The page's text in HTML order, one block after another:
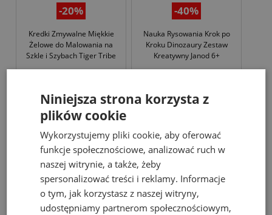
-20%
Kredki Zmywalne Miękkie
Żelowe do Malowania na
Szkle i Szybach Tiger Tribe
do koszyka
-40%
Nauka Rysowania Krok po
Kroku Dinozaury Zestaw
Kreatywny Janod 6+
promocja
Niniejsza strona korzysta z
plików cookie
Wykorzystujemy pliki cookie, aby oferować
funkcje społecznościowe, analizować ruch w
naszej witrynie, a także, żeby
spersonalizować treści i reklamy. Informacje
o tym, jak korzystasz z naszej witryny,
udostępniamy partnerom społecznościowym,